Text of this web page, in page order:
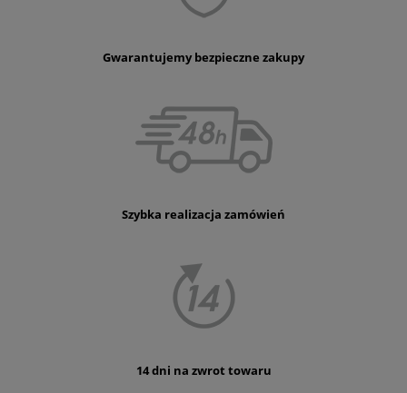
Gwarantujemy bezpieczne zakupy
Szybka realizacja zamówień
14 dni na zwrot towaru